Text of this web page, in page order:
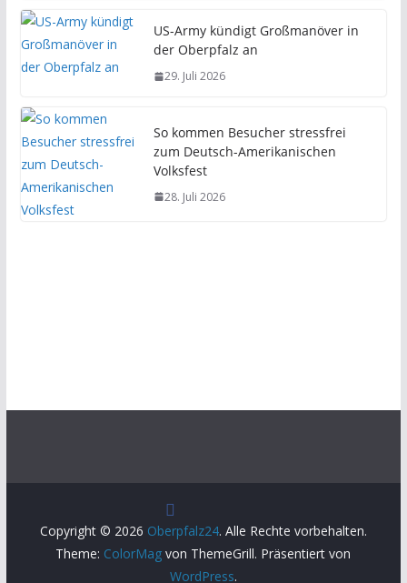
US-Army kündigt Großmanöver in
der Oberpfalz an
29. Juli 2026
So kommen Besucher stressfrei
zum Deutsch-Amerikanischen
Volksfest
28. Juli 2026
Copyright © 2026 Oberpfalz24. Alle Rechte vorbehalten.
Theme: ColorMag von ThemeGrill. Präsentiert von
WordPress.